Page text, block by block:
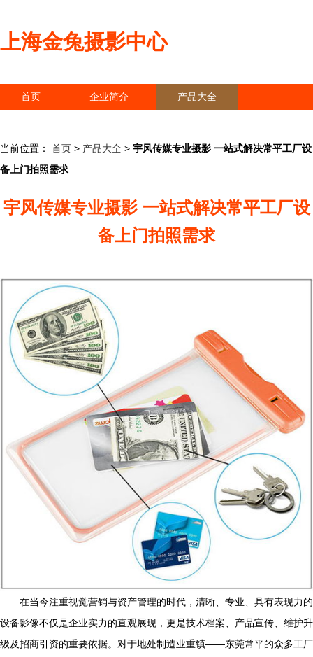
上海金兔摄影中心
首页 企业简介 产品大全
当前位置： 首页 > 产品大全 > 宇风传媒专业摄影 一站式解决常平工厂设
备上门拍照需求
宇风传媒专业摄影 一站式解决常平工厂设
备上门拍照需求
在当今注重视觉营销与资产管理的时代，清晰、专业、具有表现力的
设备影像不仅是企业实力的直观展现，更是技术档案、产品宣传、维护升
级及招商引资的重要依据。对于地处制造业重镇——东莞常平的众多工厂